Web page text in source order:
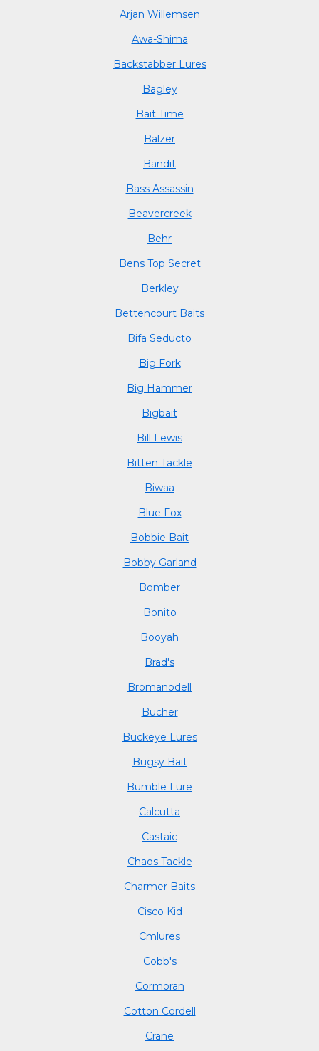
Arjan Willemsen
Awa-Shima
Backstabber Lures
Bagley
Bait Time
Balzer
Bandit
Bass Assassin
Beavercreek
Behr
Bens Top Secret
Berkley
Bettencourt Baits
Bifa Seducto
Big Fork
Big Hammer
Bigbait
Bill Lewis
Bitten Tackle
Biwaa
Blue Fox
Bobbie Bait
Bobby Garland
Bomber
Bonito
Booyah
Brad's
Bromanodell
Bucher
Buckeye Lures
Bugsy Bait
Bumble Lure
Calcutta
Castaic
Chaos Tackle
Charmer Baits
Cisco Kid
Cmlures
Cobb's
Cormoran
Cotton Cordell
Crane